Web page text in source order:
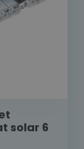
solar 6